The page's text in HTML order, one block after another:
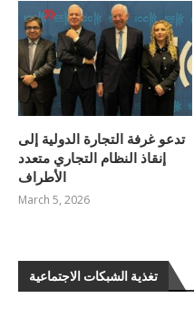
تدعو غرفة التجارة الدولية إلى
إنقاذ النظام التجاري متعدد
الأطراف
March 5, 2026
تغذية الشبكات الاجتماعية